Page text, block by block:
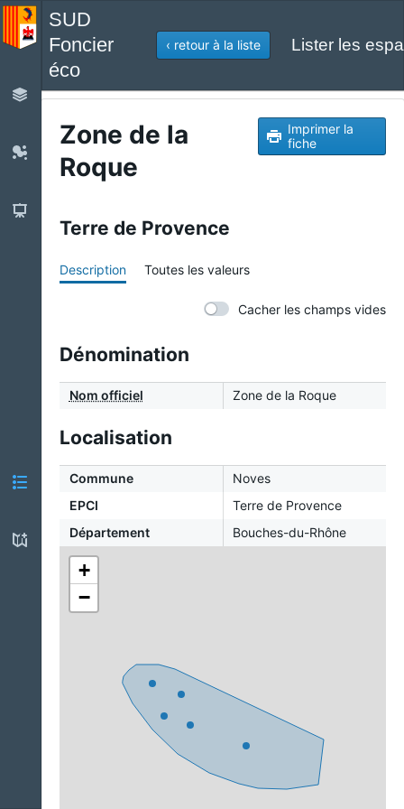
SUD
Foncier
éco
‹ retour à la liste Lister les
Zone de la
Roque
Imprimer la
fiche
Terre de Provence
Description Toutes les valeurs
Cacher les champs vides
Dénomination
Nom officiel Zone de la Roque
Localisation
Commune
Noves
EPCI
Terre de Provence
Département
Bouches-du-Rhône
+
−